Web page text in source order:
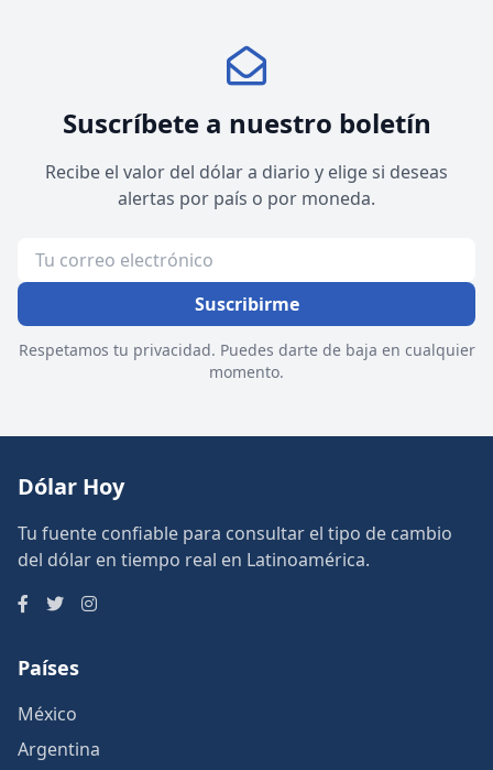
Suscríbete a nuestro boletín
Recibe el valor del dólar a diario y elige si deseas
alertas por país o por moneda.
Suscribirme
Respetamos tu privacidad. Puedes darte de baja en cualquier
momento.
Dólar Hoy
Tu fuente confiable para consultar el tipo de cambio
del dólar en tiempo real en Latinoamérica.
Países
México
Argentina